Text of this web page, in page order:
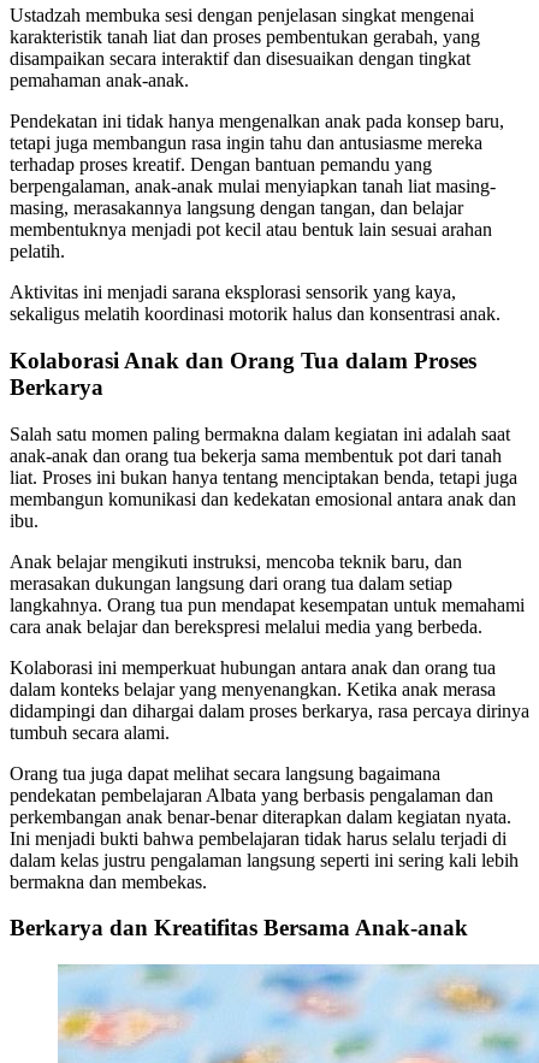
Ustadzah membuka sesi dengan penjelasan singkat mengenai
karakteristik tanah liat dan proses pembentukan gerabah, yang
disampaikan secara interaktif dan disesuaikan dengan tingkat
pemahaman anak-anak.
Pendekatan ini tidak hanya mengenalkan anak pada konsep baru,
tetapi juga membangun rasa ingin tahu dan antusiasme mereka
terhadap proses kreatif. Dengan bantuan pemandu yang
berpengalaman, anak-anak mulai menyiapkan tanah liat masing-
masing, merasakannya langsung dengan tangan, dan belajar
membentuknya menjadi pot kecil atau bentuk lain sesuai arahan
pelatih.
Aktivitas ini menjadi sarana eksplorasi sensorik yang kaya,
sekaligus melatih koordinasi motorik halus dan konsentrasi anak.
Kolaborasi Anak dan Orang Tua dalam Proses
Berkarya
Salah satu momen paling bermakna dalam kegiatan ini adalah saat
anak-anak dan orang tua bekerja sama membentuk pot dari tanah
liat. Proses ini bukan hanya tentang menciptakan benda, tetapi juga
membangun komunikasi dan kedekatan emosional antara anak dan
ibu.
Anak belajar mengikuti instruksi, mencoba teknik baru, dan
merasakan dukungan langsung dari orang tua dalam setiap
langkahnya. Orang tua pun mendapat kesempatan untuk memahami
cara anak belajar dan berekspresi melalui media yang berbeda.
Kolaborasi ini memperkuat hubungan antara anak dan orang tua
dalam konteks belajar yang menyenangkan. Ketika anak merasa
didampingi dan dihargai dalam proses berkarya, rasa percaya dirinya
tumbuh secara alami.
Orang tua juga dapat melihat secara langsung bagaimana
pendekatan pembelajaran Albata yang berbasis pengalaman dan
perkembangan anak benar-benar diterapkan dalam kegiatan nyata.
Ini menjadi bukti bahwa pembelajaran tidak harus selalu terjadi di
dalam kelas justru pengalaman langsung seperti ini sering kali lebih
bermakna dan membekas.
Berkarya dan Kreatifitas Bersama Anak-anak